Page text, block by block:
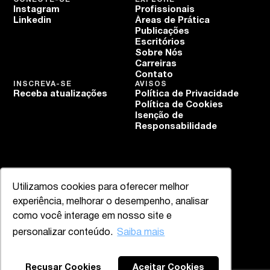
Utilizamos cookies para oferecer melhor
experiência, melhorar o desempenho, analisar
como você interage em nosso site e
personalizar conteúdo. Saiba mais
Recusar Cookies Aceitar Cookies
Profissionais
Áreas de Prática
Publicações
Escritórios
Sobre Nós
Carreiras
Contato
Instagram
Linkedin
AVISOS
Política de Privacidade
Política de Cookies
Isenção de
Responsabilidade
INSCREVA-SE
Receba atualizações